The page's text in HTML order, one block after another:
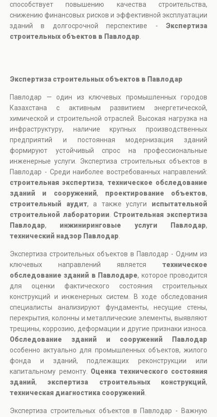
способствует повышению качества строительства,
снижению финансовых рисков и эффективной эксплуатации
зданий в долгосрочной перспективе - Экспертиза
строительных объектов в Павлодар
Экспертиза строительных объектов в Павлодар
Павлодар — один из ключевых промышленных городов
Казахстана с активным развитием энергетической,
химической и строительной отраслей. Высокая нагрузка на
инфраструктуру, наличие крупных производственных
предприятий и постоянная модернизация зданий
формируют устойчивый спрос на профессиональные
инженерные услуги. Экспертиза строительных объектов в
Павлодар - Среди наиболее востребованных направлений:
строительная экспертиза, техническое обследование
зданий и сооружений, проектирование объектов,
строительный аудит, а также услуги испытательной
строительной лаборатории
Строительная экспертиза
Павлодар, инжиниринговые услуги Павлодар,
технический надзор Павлодар
Экспертиза строительных объектов в Павлодар - Одним из
ключевых направлений является техническое
обследование зданий в Павлодаре, которое проводится
для оценки фактического состояния строительных
конструкций и инженерных систем. В ходе обследования
специалисты анализируют фундаменты, несущие стены,
перекрытия, колонны и металлические элементы, выявляют
трещины, коррозию, деформации и другие признаки износа.
Обследование зданий и сооружений Павлодар
особенно актуально для промышленных объектов, жилого
фонда и зданий, подлежащих реконструкции или
капитальному ремонту. Оценка технического состояния
зданий,экспертиза строительных конструкций,
техническая диагностика сооружений
Экспертиза строительных объектов в Павлодар - Важную